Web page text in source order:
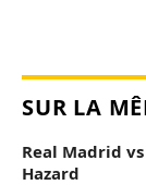
SUR LA
Real Madrid
Hazard